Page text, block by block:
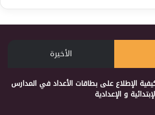
الأخيرة
الإطلاع على بطاقات الأعداد في المدارس
و الإعدادية